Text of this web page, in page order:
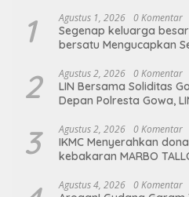
1 Agustus 1, 2026 0 Komentar
Segenap keluarga
bersatu Mengucapkan
2 Agustus 2, 2026 0 Komentar
LIN Bersama Soliditas
Depan Polresta Gowa,
3 Agustus 2, 2026 0 Komentar
IKMC Menyerahkan
kebakaran MARBO
Agustus 4, 2026 0 Komentar